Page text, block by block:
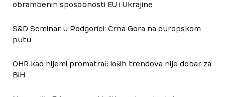
obrambenih sposobnosti EU i Ukrajine
S&D Seminar u Podgorici: Crna Gora na europskom
putu
OHR kao nijemi promatrač loših trendova nije dobar za
BiH